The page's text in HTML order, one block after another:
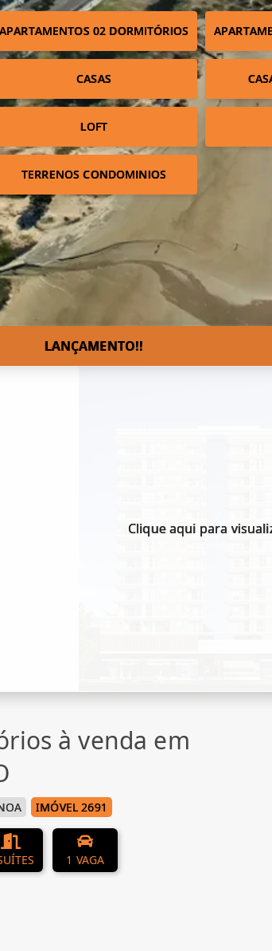
APARTAMENTOS 02 DORMITÓRIOS
CASAS
LOFT
TERRENOS CONDOMINIOS
LANÇAMENTO!!
Clique aqui para
à venda em
IMÓVEL 2691
1 VAGA